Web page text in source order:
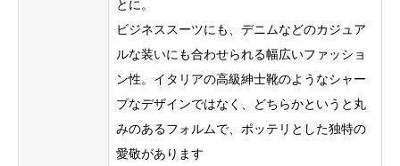
とに。
ビジネススーツにも、デニムなどのカジュア
ルな装いにも合わせられる幅広いファッショ
ン性。イタリアの高級紳士靴のようなシャー
プなデザインではなく、どちらかというと丸
みのあるフォルムで、ポッテリとした独特の
愛敬があります